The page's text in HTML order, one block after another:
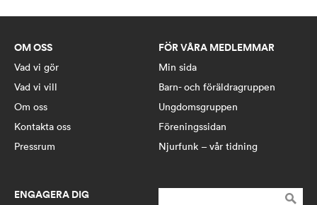
OM OSS
Vad vi gör
Vad vi vill
Om oss
Kontakta oss
Pressrum
ENGAGERA DIG
FÖR VÅRA MEDLEMMAR
Min sida
Barn- och föräldragruppen
Ungdomsgruppen
Föreningssidan
Njurfunk – vår tidning